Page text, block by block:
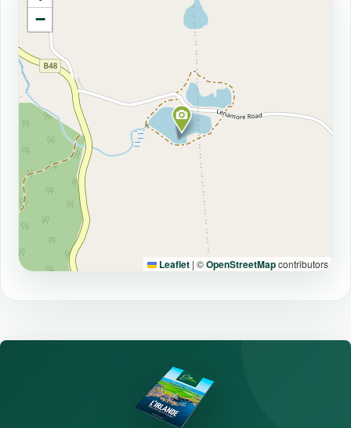
−
Leaflet | ©OpenStreetMapcontributors